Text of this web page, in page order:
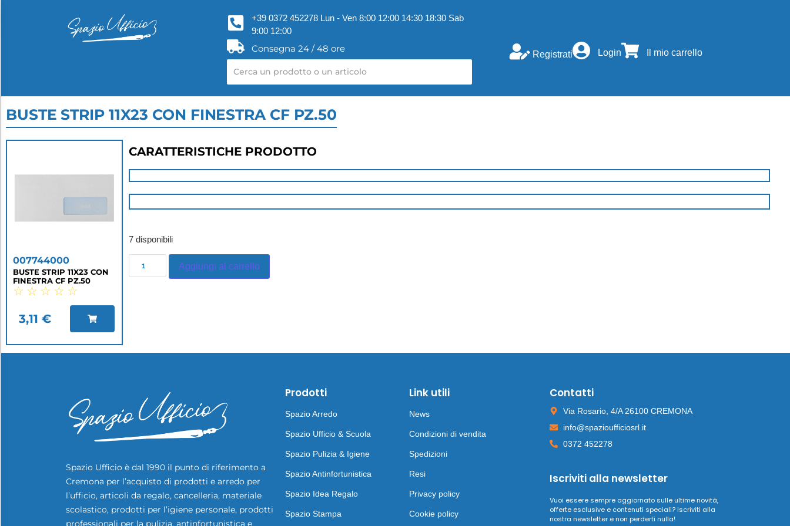
+39 0372 452278 Lun - Ven 8:00 12:00 14:30 18:30 Sab
9:00 12:00
Consegna 24 / 48 ore
Registrati Login Il mio carrello
BUSTE STRIP 11X23 CON FINESTRA CF PZ.50
007744000
BUSTE STRIP 11X23 CON
FINESTRA CF PZ.50
☆ ☆ ☆ ☆ ☆
3,11 €
CARATTERISTICHE PRODOTTO
7 disponibili
Aggiungi al carrello
Spazio Ufficio è dal 1990 il punto di riferimento a
Cremona per l’acquisto di prodotti e arredo per
l’ufficio, articoli da regalo, cancelleria, materiale
scolastico, prodotti per l’igiene personale, prodotti
professionali per la pulizia, antinfortunistica e
Prodotti
Spazio Arredo
Spazio Ufficio & Scuola
Spazio Pulizia & Igiene
Spazio Antinfortunistica
Spazio Idea Regalo
Spazio Stampa
Link utili
News
Condizioni di vendita
Spedizioni
Resi
Privacy policy
Cookie policy
Contatti
Via Rosario, 4/A 26100 CREMONA
info@spazioufficiosrl.it
0372 452278
Iscriviti alla newsletter
Vuoi essere sempre aggiornato sulle ultime novità,
offerte esclusive e contenuti speciali? Iscriviti alla
nostra newsletter e non perderti nulla!